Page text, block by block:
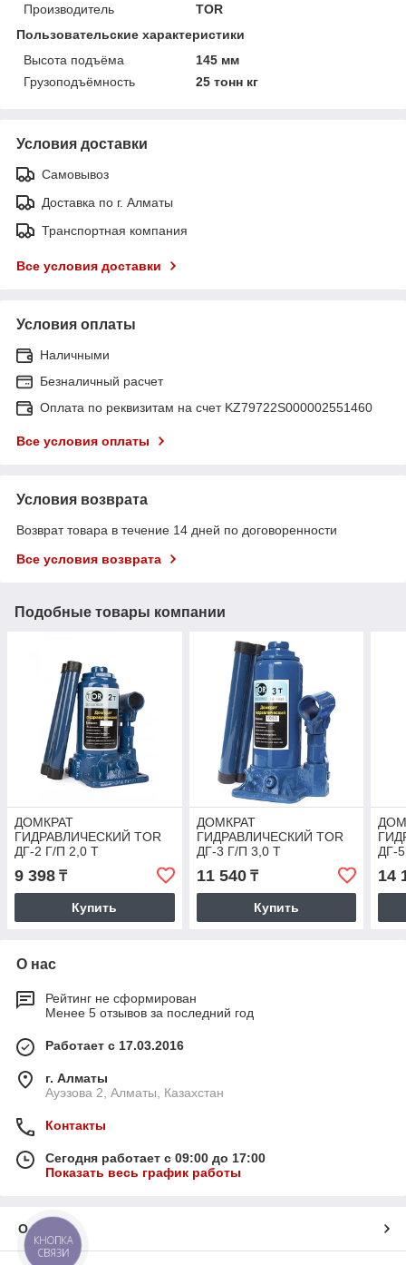
Производитель
TOR
Пользовательские характеристики
Высота подъёма
145 мм
Грузоподъёмность
25 тонн кг
Условия доставки
Самовывоз
Доставка по г. Алматы
Транспортная компания
Все условия доставки
Условия оплаты
Наличными
Безналичный расчет
Оплата по реквизитам на счет KZ79722S000002551460
Все условия оплаты
Условия возврата
Возврат товара в течение 14 дней по договоренности
Все условия возврата
Подобные товары компании
ДОМКРАТ
ГИДРАВЛИЧЕСКИЙ TOR
ДГ-2 Г/П 2,0 Т
9 398 ₸
Купить
ДОМКРАТ
ГИДРАВЛИЧЕСКИЙ TOR
ДГ-3 Г/П 3,0 Т
11 540₸
Купить
ДГ-
14
О нас
Рейтинг не сформирован
Менее 5 отзывов за последний год
Работает с 17.03.2016
г. Алматы
Ауэзова 2, Алматы, Казахстан
Контакты
Сегодня работает с 09:00 до 17:00
Показать весь график работы
О нас
КНОПКА
СВЯЗИ